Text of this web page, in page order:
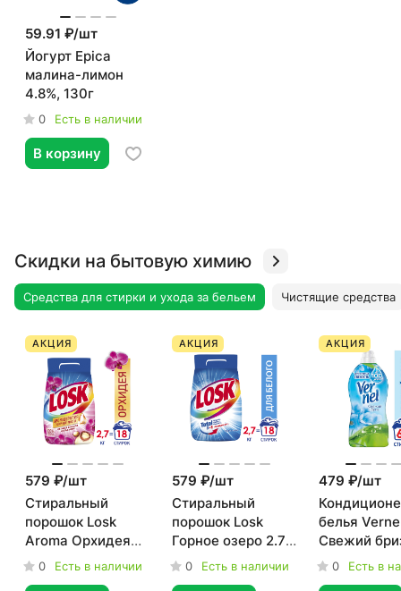
59.91 ₽/шт
Йогурт Epica
малина-лимон
4.8%, 130г
0 Есть в наличии
В корзину
Скидки на бытовую химию
Средства для стирки и ухода за бельем Чистящие средства
АКЦИЯ
579 ₽/шт
Стиральный
порошок Losk
Aroma Орхидея
2.7 кг
0 Есть в наличии
АКЦИЯ
579 ₽/шт
Стиральный
порошок Losk
Горное озеро 2.7
кг 0 Есть в наличии
АКЦИЯ
479 ₽/шт
белья
Свежий
л 0 Есть в